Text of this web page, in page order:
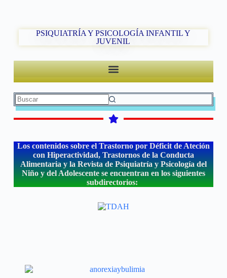
PSIQUIATRÍA Y PSICOLOGÍA INFANTIL Y
JUVENIL
Los contenidos sobre el Trastorno por Déficit de Ateción
con Hiperactividad, Trastornos de la Conducta
Alimentaria y la Revista de Psiquiatría y Psicología del
Niño y del Adolescente se encuentran en los siguientes
subdirectorios: